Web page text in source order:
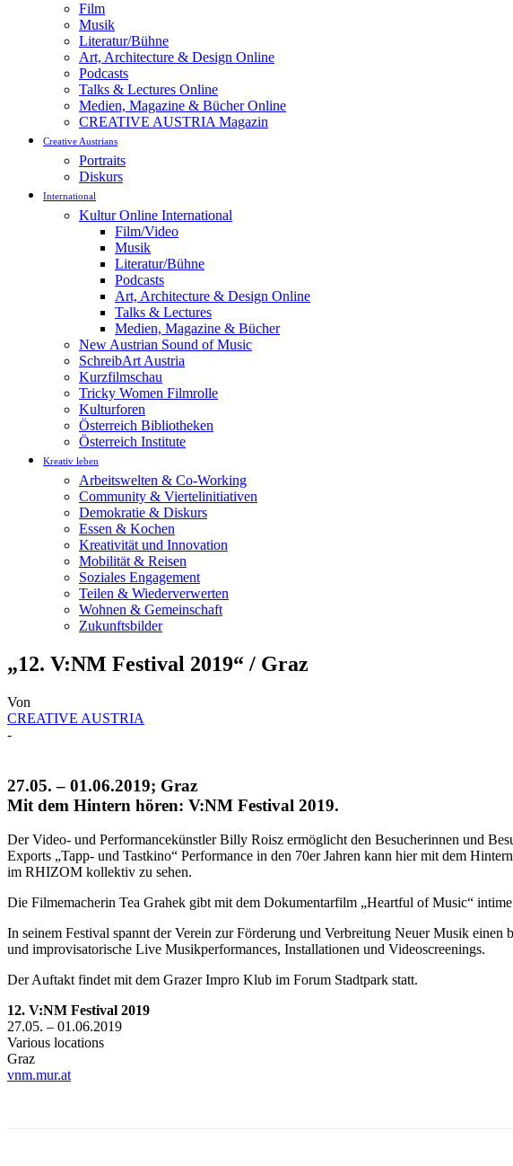
Film
Musik
Literatur/Bühne
Art, Architecture & Design Online
Podcasts
Talks & Lectures Online
Medien, Magazine & Bücher Online
CREATIVE AUSTRIA Magazin
Creative Austrians
Portraits
Diskurs
International
Kultur Online International
Film/Video
Musik
Literatur/Bühne
Podcasts
Art, Architecture & Design Online
Talks & Lectures
Medien, Magazine & Bücher
New Austrian Sound of Music
SchreibArt Austria
Kurzfilmschau
Tricky Women Filmrolle
Kulturforen
Österreich Bibliotheken
Österreich Institute
Kreativ leben
Arbeitswelten & Co-Working
Community & Viertelinitiativen
Demokratie & Diskurs
Essen & Kochen
Kreativität und Innovation
Mobilität & Reisen
Soziales Engagement
Teilen & Wiederverwerten
Wohnen & Gemeinschaft
Zukunftsbilder
„12. V:NM Festival 2019“ / Graz
Von
CREATIVE AUSTRIA
-
27.05. – 01.06.2019; Graz
Mit dem Hintern hören: V:NM Festival 2019.
Der Video- und Performancekünstler Billy Roisz ermöglicht den Besucherinnen und
Exports „Tapp- und Tastkino“ Performance in den 70er Jahren kann hier mit dem
im RHIZOM kollektiv zu sehen.
Die Filmemacherin Tea Grahek gibt mit dem Dokumentarfilm „Heartful of Music“
In seinem Festival spannt der Verein zur Förderung und Verbreitung Neuer Musik
und improvisatorische Live Musikperformances, Installationen und Videoscreenings.
Der Auftakt findet mit dem Grazer Impro Klub im Forum Stadtpark statt.
12. V:NM Festival 2019
27.05. – 01.06.2019
Various locations
Graz
vnm.mur.at